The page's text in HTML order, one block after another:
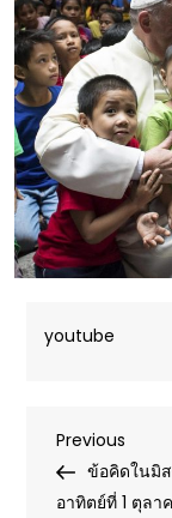
youtube
Post
Previous
Post
Previous
ข้อคิดในมิ
อาทิตย์ที่ 1 ตุลา